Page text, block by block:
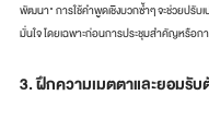
พัฒนา" การใช้คำพูดเชิงบวกซ้ำๆ จะช่วยปรับ
มั่นใจ โดยเฉพาะก่อนการประชุมสำคัญหรือก
3. ฝึกความเมตตาและยอมรับ